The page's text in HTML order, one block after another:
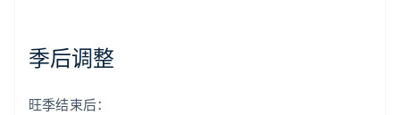
季后调整
旺季结束后：